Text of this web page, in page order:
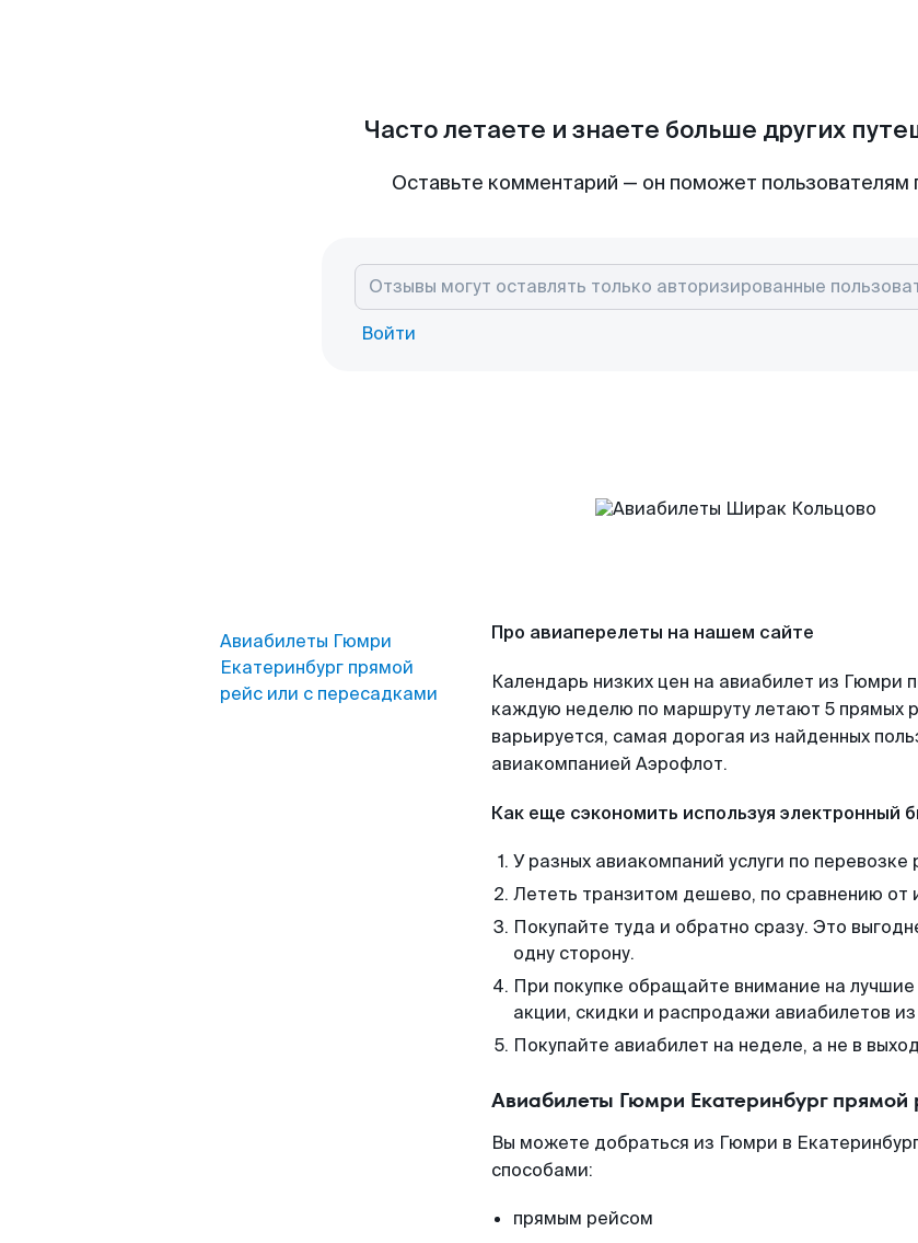
Часто летаете и знаете больше других
Оставьте комментарий — он поможет пользователям
Войти
Авиабилеты Гюмри
Екатеринбург прямой
рейс или с пересадками
Про авиаперелеты на нашем сайте
Календарь низких цен на авиабилет из Гюмри
каждую неделю по маршруту летают 5 прямых
варьируется, самая дорогая из найденных
авиакомпанией Аэрофлот.
Как еще сэкономить используя электронный
У разных авиакомпаний услуги по перевозке
Лететь транзитом дешево, по сравнению от
Покупайте туда и обратно сразу. Это
одну сторону.
При покупке обращайте внимание на
акции, скидки и распродажи авиабилетов
Покупайте авиабилет на неделе, а не в
Авиабилеты Гюмри Екатеринбург
Вы можете добраться из Гюмри в
способами:
прямым рейсом